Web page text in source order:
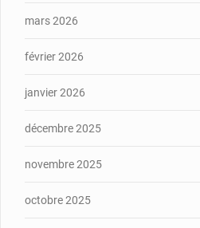
mars 2026
février 2026
janvier 2026
décembre 2025
novembre 2025
octobre 2025